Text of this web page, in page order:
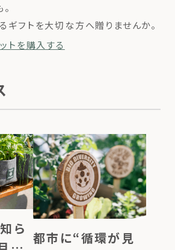
ギフトを大切な方へ贈りませんか。
トを購入する
ら
都市に“循環が見